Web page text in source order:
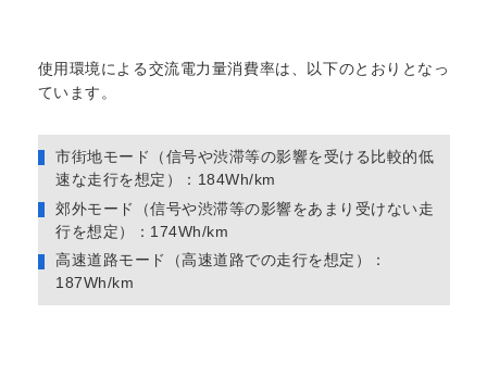
使用環境による交流電力量消費率は、以下のとおりとなっ
ています。
市街地モード（信号や渋滞等の影響を受ける比較的低
速な走行を想定）：184Wh/km
郊外モード（信号や渋滞等の影響をあまり受けない走
行を想定）：174Wh/km
高速道路モード（高速道路での走行を想定）：
187Wh/km